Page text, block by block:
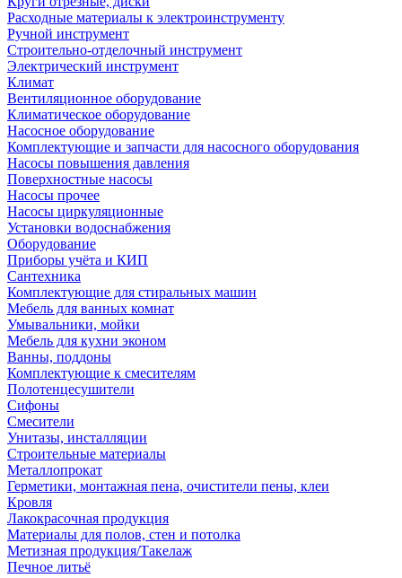
Расходные материалы к электроинструменту
Ручной инструмент
Строительно-отделочный инструмент
Электрический инструмент
Климат
Вентиляционное оборудование
Климатическое оборудование
Насосное оборудование
Комплектующие и запчасти для насосного оборудования
Насосы повышения давления
Поверхностные насосы
Насосы прочее
Насосы циркуляционные
Установки водоснабжения
Оборудование
Приборы учёта и КИП
Сантехника
Комплектующие для стиральных машин
Мебель для ванных комнат
Умывальники, мойки
Мебель для кухни эконом
Ванны, поддоны
Комплектующие к смесителям
Полотенцесушители
Сифоны
Смесители
Унитазы, инсталляции
Строительные материалы
Металлопрокат
Герметики, монтажная пена, очистители пены, клеи
Кровля
Лакокрасочная продукция
Материалы для полов, стен и потолка
Метизная продукция/Такелаж
Печное литьё